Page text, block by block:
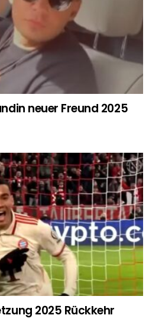
neuer Freund 2025
2025 Rückkehr